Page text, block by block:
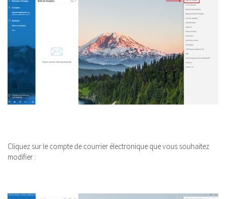
Cliquez sur le compte de courrier électronique que vous souhaitez
modifier :